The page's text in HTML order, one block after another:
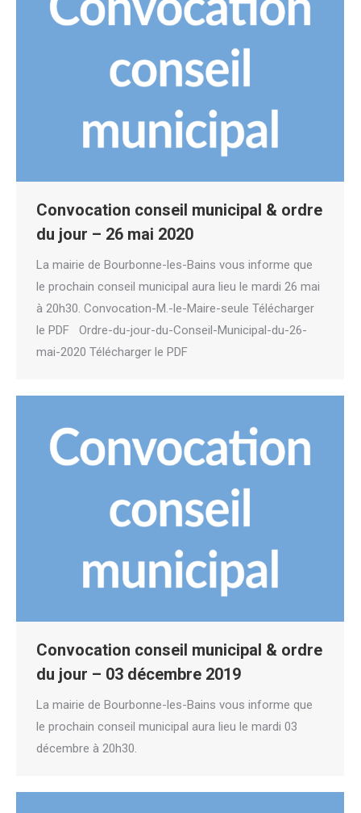
Convocation conseil municipal & ordre
du jour – 26 mai 2020
La mairie de Bourbonne-les-Bains vous informe que
le prochain conseil municipal aura lieu le mardi 26 mai
à 20h30. Convocation-M.-le-Maire-seule Télécharger
le PDF Ordre-du-jour-du-Conseil-Municipal-du-26-
mai-2020 Télécharger le PDF
Convocation conseil municipal & ordre
du jour – 03 décembre 2019
La mairie de Bourbonne-les-Bains vous informe que
le prochain conseil municipal aura lieu le mardi 03
décembre à 20h30.